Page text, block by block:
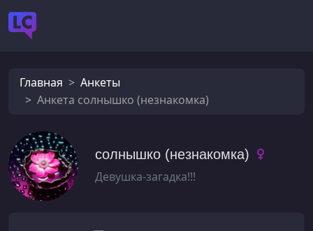
Главная
Анкеты
Анкета солнышко (незнакомка)
солнышко (незнакомка)
Девушка-загадка!!!